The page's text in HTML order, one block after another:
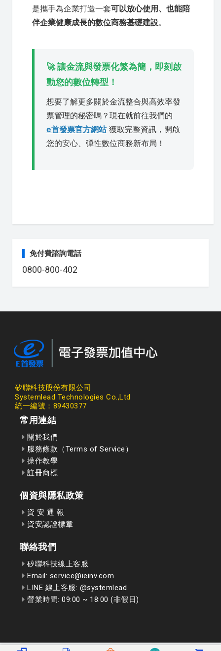
是攜手為企業打造一套可以放心使用、也能陪
伴企業健康成長的數位商務基礎建設。
🚀 讓金流與發票化繁為簡，即刻啟
動您的數位轉型！
想要了解更多關於金流整合與高效率發
票管理的秘密嗎？現在就前往我們的
e首發票官方網站獲取完整資訊，開啟
您的安心、彈性數位商務新布局！
免付費諮詢電話
0800-800-402
矽聯科技股份有限公司
Systemlead Technologies Co.,Ltd
統一編號：89430377
常用連結
關於我們
服務條款（Terms of Service）
操作教學
註冊商標
個資與隱私政策
資 安 通 報
資安認證標章
聯絡我們
矽聯科技線上客服
Email: service@ieinv.com
LINE 線上客服: @systemlead
營業時間: 09:00 ~ 18:00 (非假日)